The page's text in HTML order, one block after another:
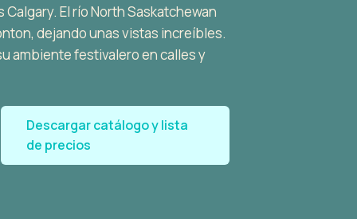
El río North Saskatchewan
dejando unas vistas increíbles.
ambiente festivalero en calles y
Descargar catálogo y lista
de precios